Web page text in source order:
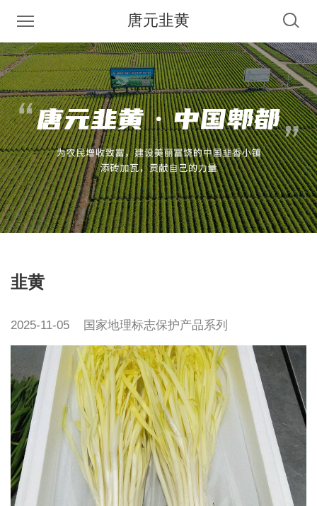
唐元韭黄
韭黄
2025-11-05 国家地理标志保护产品系列